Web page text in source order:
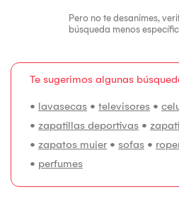
Pero no te desanimes,
búsqueda menos
Te sugerimos algunas
• lavasecas • televisores •
• zapatillas deportivas •
• zapatos mujer • sofas •
• perfumes